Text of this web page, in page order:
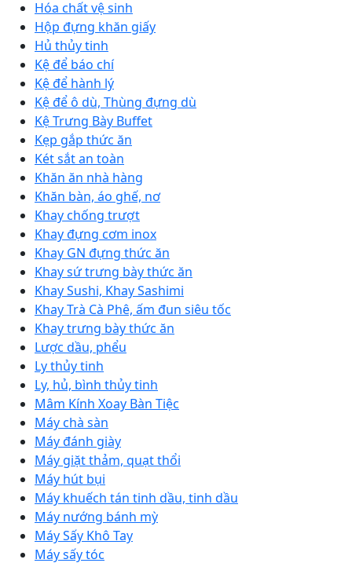
Hóa chất vệ sinh
Hộp đựng khăn giấy
Hủ thủy tinh
Kệ để báo chí
Kệ để hành lý
Kệ để ô dù, Thùng đựng dù
Kệ Trưng Bày Buffet
Kẹp gắp thức ăn
Két sắt an toàn
Khăn ăn nhà hàng
Khăn bàn, áo ghế, nơ
Khay chống trượt
Khay đựng cơm inox
Khay GN đựng thức ăn
Khay sứ trưng bày thức ăn
Khay Sushi, Khay Sashimi
Khay Trà Cà Phê, ấm đun siêu tốc
Khay trưng bày thức ăn
Lược dầu, phểu
Ly thủy tinh
Ly, hủ, bình thủy tinh
Mâm Kính Xoay Bàn Tiệc
Máy chà sàn
Máy đánh giày
Máy giặt thảm, quạt thổi
Máy hút bụi
Máy khuếch tán tinh dầu, tinh dầu
Máy nướng bánh mỳ
Máy Sấy Khô Tay
Máy sấy tóc